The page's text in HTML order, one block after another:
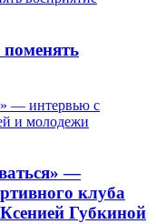
—
клуба
Губкиной